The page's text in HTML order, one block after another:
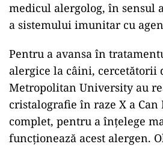
medicul alergolog, în sensul
a sistemului imunitar cu
Pentru a avansa în
alergice la câini, cercetătorii
Metropolitan University au
cristalografie în raze X a Can
complet, pentru a înțelege
funcționează acest alergen.